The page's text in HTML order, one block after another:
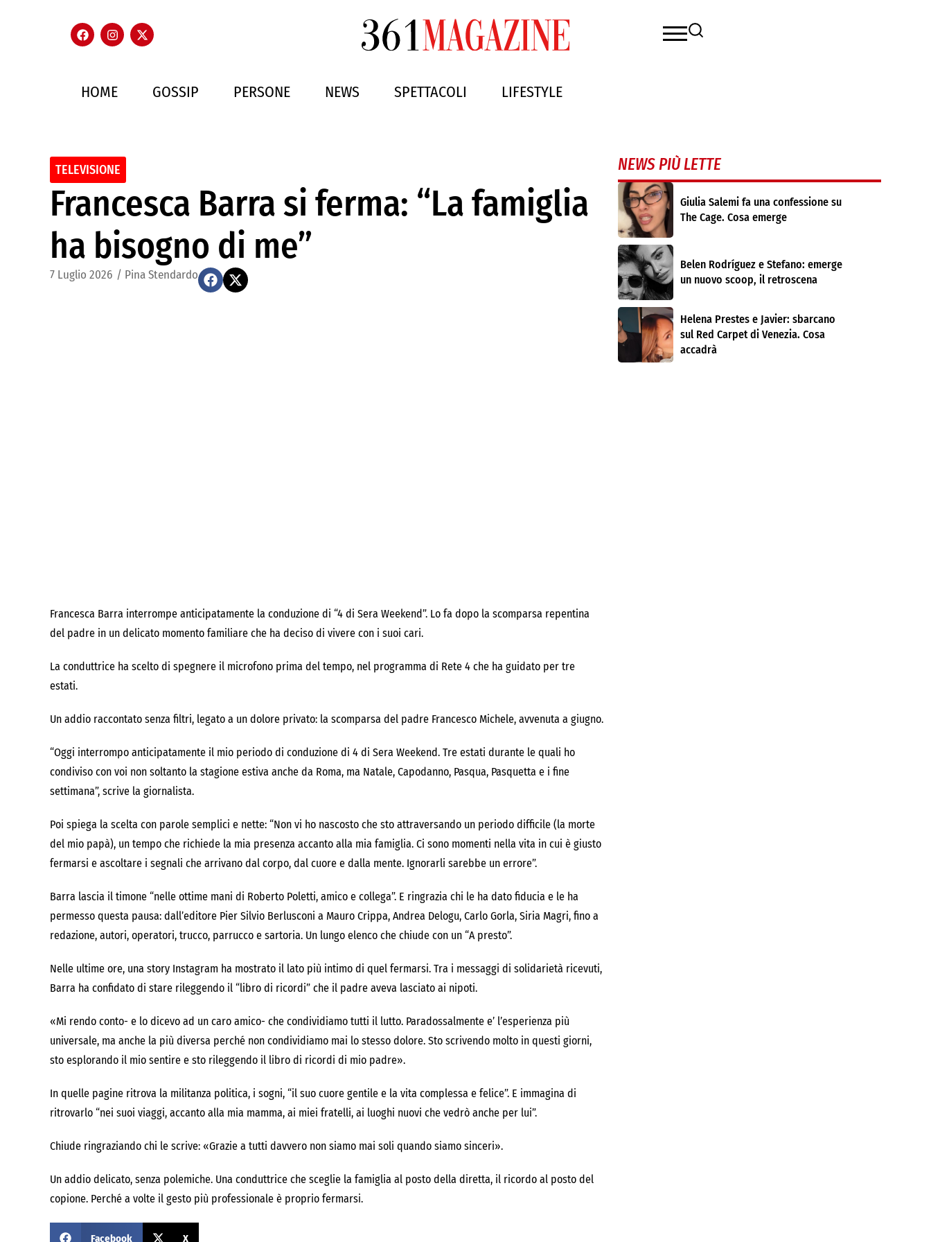
HOME GOSSIP PERSONE NEWS SPETTACOLI LIFESTYLE
TELEVISIONE
Francesca Barra si ferma: “La famiglia
ha bisogno di me”
7 Luglio 2026 / Pina Stendardo
Francesca Barra interrompe anticipatamente la conduzione di “4 di Sera Weekend”. Lo fa dopo la scomparsa repentina
del padre in un delicato momento familiare che ha deciso di vivere con i suoi cari.
La conduttrice ha scelto di spegnere il microfono prima del tempo, nel programma di Rete 4 che ha guidato per tre
estati.
Un addio raccontato senza filtri, legato a un dolore privato: la scomparsa del padre Francesco Michele, avvenuta a giugno.
“Oggi interrompo anticipatamente il mio periodo di conduzione di 4 di Sera Weekend. Tre estati durante le quali ho
condiviso con voi non soltanto la stagione estiva anche da Roma, ma Natale, Capodanno, Pasqua, Pasquetta e i fine
settimana”, scrive la giornalista.
Poi spiega la scelta con parole semplici e nette: “Non vi ho nascosto che sto attraversando un periodo difficile (la morte
del mio papà), un tempo che richiede la mia presenza accanto alla mia famiglia. Ci sono momenti nella vita in cui è giusto
fermarsi e ascoltare i segnali che arrivano dal corpo, dal cuore e dalla mente. Ignorarli sarebbe un errore”.
Barra lascia il timone “nelle ottime mani di Roberto Poletti, amico e collega”. E ringrazia chi le ha dato fiducia e le ha
permesso questa pausa: dall’editore Pier Silvio Berlusconi a Mauro Crippa, Andrea Delogu, Carlo Gorla, Siria Magri, fino a
redazione, autori, operatori, trucco, parrucco e sartoria. Un lungo elenco che chiude con un “A presto”.
Nelle ultime ore, una story Instagram ha mostrato il lato più intimo di quel fermarsi. Tra i messaggi di solidarietà ricevuti,
Barra ha confidato di stare rileggendo il “libro di ricordi” che il padre aveva lasciato ai nipoti.
«Mi rendo conto- e lo dicevo ad un caro amico- che condividiamo tutti il lutto. Paradossalmente e’ l’esperienza più
universale, ma anche la più diversa perché non condividiamo mai lo stesso dolore. Sto scrivendo molto in questi giorni,
sto esplorando il mio sentire e sto rileggendo il libro di ricordi di mio padre».
In quelle pagine ritrova la militanza politica, i sogni, “il suo cuore gentile e la vita complessa e felice”. E immagina di
ritrovarlo “nei suoi viaggi, accanto alla mia mamma, ai miei fratelli, ai luoghi nuovi che vedrò anche per lui”.
Chiude ringraziando chi le scrive: «Grazie a tutti davvero non siamo mai soli quando siamo sinceri».
Un addio delicato, senza polemiche. Una conduttrice che sceglie la famiglia al posto della diretta, il ricordo al posto del
copione. Perché a volte il gesto più professionale è proprio fermarsi.
Facebook X
NEWS PIÙ LETTE
Giulia Salemi fa una confessione su
The Cage. Cosa emerge
Belen Rodríguez e Stefano: emerge
un nuovo scoop, il retroscena
Helena Prestes e Javier: sbarcano
sul Red Carpet di Venezia. Cosa
accadrà